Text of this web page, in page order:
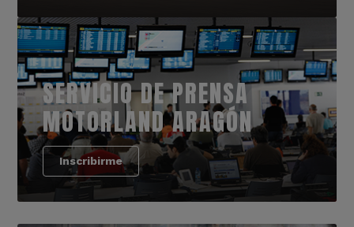
SERVICIO DE PRENSA
MOTORLAND ARAGÓN
Inscribirme